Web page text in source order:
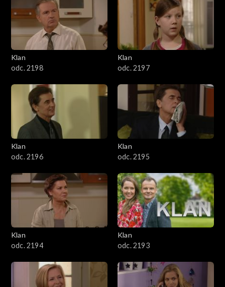
4201–4300
4101–4200
3901–4000
3801–3900
3701–3800
3601–3700
3501–3600
3401–3500
3201–3300
Klan
odc. 2198
Klan
odc. 2197
Klan
odc. 2196
Klan
odc. 2195
Klan
odc. 2194
Klan
odc. 2193